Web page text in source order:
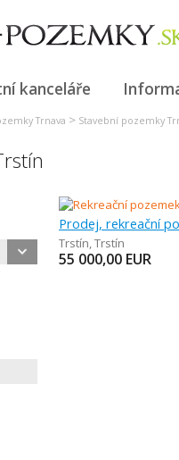
kanceláře
Trnava > Stavební pozemky
Prodej, rekreační
Trstín,Trstín
55 000,00 EUR